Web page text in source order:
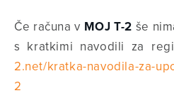
Če računa v MOJ T-2 še
s kratkimi navodili za
2.net/kratka-navodila-za-
2